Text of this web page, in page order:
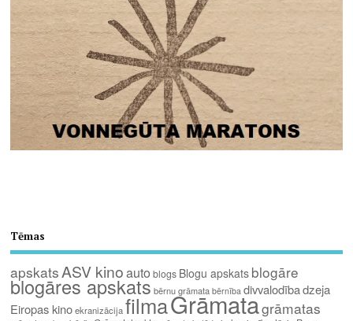
Tēmas
apskats ASV kinoauto blogs Blogu apskats blogāre
blogāres apskats bērnu grāmata bērnība divvalodībadzeja
Eiropas kino ekranizācija filmaGrāmatagrāmatas